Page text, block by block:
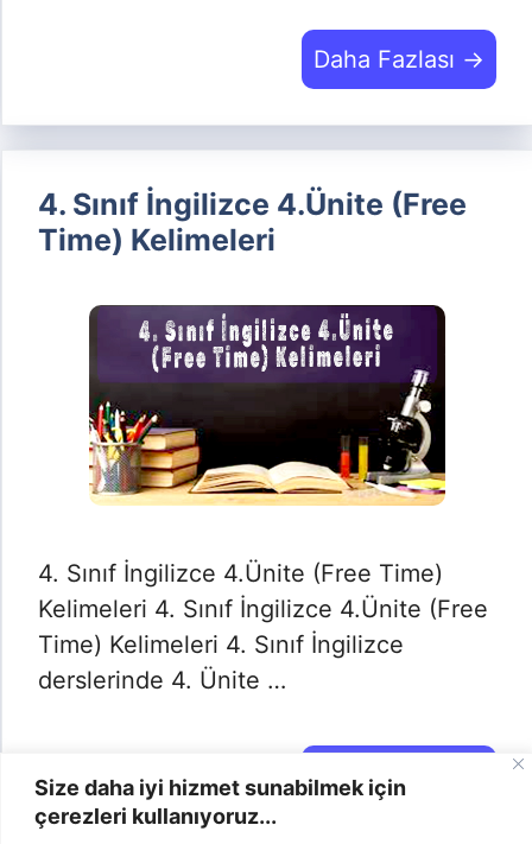
Size daha iyi hizmet sunabilmek için
çerezleri kullanıyoruz...
Daha Fazlası →
4. Sınıf İngilizce 4.Ünite (Free
Time) Kelimeleri
4. Sınıf İngilizce 4.Ünite (Free Time)
Kelimeleri 4. Sınıf İngilizce 4.Ünite (Free
Time) Kelimeleri 4. Sınıf İngilizce
derslerinde 4. Ünite …
Daha Fazlası →